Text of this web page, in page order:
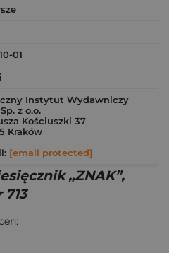
01
Instytut Wydawniczy
z o.o.
Kościuszki 37
Kraków
[email protected]
„ZNAK”,